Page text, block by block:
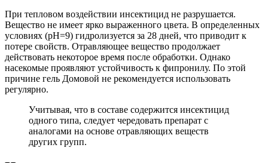
При тепловом воздействии инсектицид не разрушается.
Вещество не имеет ярко выраженного цвета. В определенных
условиях (pH=9) гидролизуется за 28 дней, что приводит к
потере свойств. Отравляющее вещество продолжает
действовать некоторое время после обработки. Однако
насекомые проявляют устойчивость к фипронилу. По этой
причине гель Домовой не рекомендуется использовать
регулярно.
Учитывая, что в составе содержится инсектицид
одного типа, следует чередовать препарат с
аналогами на основе отравляющих веществ
других групп.